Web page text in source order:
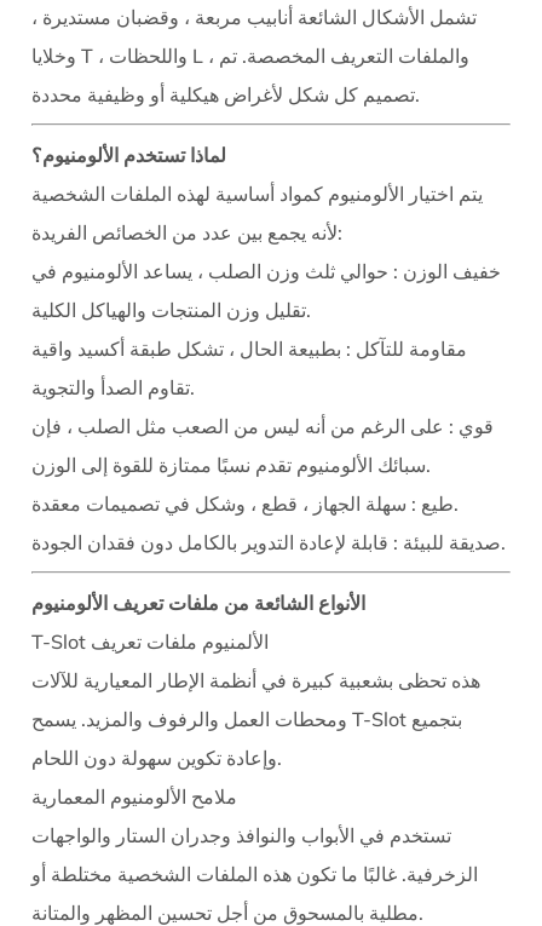
تستخدم
الألومنيوم؟
الشائعة
تعريف
الألومنيوم
4
التطبيقات
عبر
5
العلاجات
السطحية
للمتانة
والجمال
6
ملفات
تعريف
الألومنيوم
المخصصة
7
المزايا
على
مواد
أخرى
تشمل الأشكال الشائعة أنابيب مربعة ، وقضبان مستديرة ،
وخلايا T ، واللحظات L ، والملفات التعريف المخصصة. تم
تصميم كل شكل لأغراض هيكلية أو وظيفية محددة.
لماذا تستخدم الألومنيوم؟
يتم اختيار الألومنيوم كمواد أساسية لهذه الملفات الشخصية
لأنه يجمع بين عدد من الخصائص الفريدة:
خفيف الوزن : حوالي ثلث وزن الصلب ، يساعد الألومنيوم في
تقليل وزن المنتجات والهياكل الكلية.
مقاومة للتآكل : بطبيعة الحال ، تشكل طبقة أكسيد واقية
تقاوم الصدأ والتجوية.
قوي : على الرغم من أنه ليس من الصعب مثل الصلب ، فإن
سبائك الألومنيوم تقدم نسبًا ممتازة للقوة إلى الوزن.
طيع: سهلة الجهاز ، قطع ، وشكل في تصميمات معقدة.
صديقة للبيئة: قابلة لإعادة التدوير بالكامل دون فقدان الجودة.
الأنواع الشائعة من ملفات تعريف الألومنيوم
T-Slot الألمنيوم ملفات تعريف
هذه تحظى بشعبية كبيرة في أنظمة الإطار المعيارية للآلات
ومحطات العمل والرفوف والمزيد. يسمح T-Slot بتجميع
وإعادة تكوين سهولة دون اللحام.
ملامح الألومنيوم المعمارية
تستخدم في الأبواب والنوافذ وجدران الستار والواجهات
الزخرفية. غالبًا ما تكون هذه الملفات الشخصية مختلطة أو
مطلية بالمسحوق من أجل تحسين المظهر والمتانة.